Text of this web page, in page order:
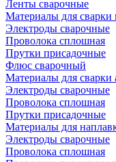
Ленты сварочные
Материалы для сварки
Электроды сварочные
Проволока сплошная
Прутки присадочные
Флюс сварочный
Материалы для
Электроды сварочные
Проволока сплошная
Прутки присадочные
Материалы для
Электроды сварочные
Проволока сплошная